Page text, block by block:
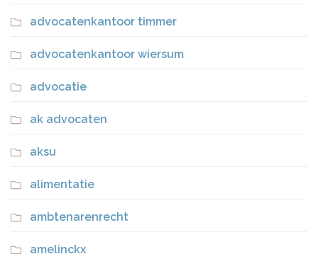
advocatenkantoor timmer
advocatenkantoor wiersum
advocatie
ak advocaten
aksu
alimentatie
ambtenarenrecht
amelinckx